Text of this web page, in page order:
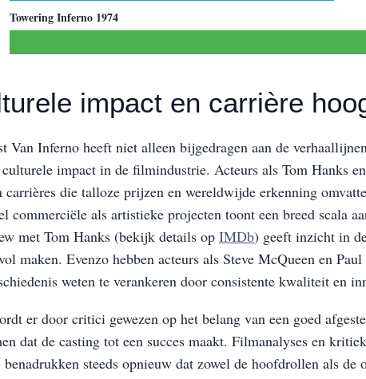
Towering Inferno 1974
impact en carrière
Van Inferno heeft niet alleen bijgedragen aan de
culturele impact in de filmindustrie. Acteurs als Tom Hanks
carrières die talloze prijzen en wereldwijde erkenning
commerciële als artistieke projecten toont een breed scala
met Tom Hanks (bekijk details op IMDb) geeft inzicht in
maken. Evenzo hebben acteurs als Steve McQueen en
weten te verankeren door consistente kwaliteit en
er door critici gewezen op het belang van een goed
dat de casting tot een succes maakt. Filmanalyses en
benadrukken steeds opnieuw dat zowel de hoofdrollen als de